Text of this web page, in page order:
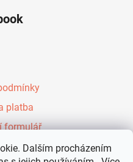
Dalším procházením
platba
formulář
Evy Kiedroňové